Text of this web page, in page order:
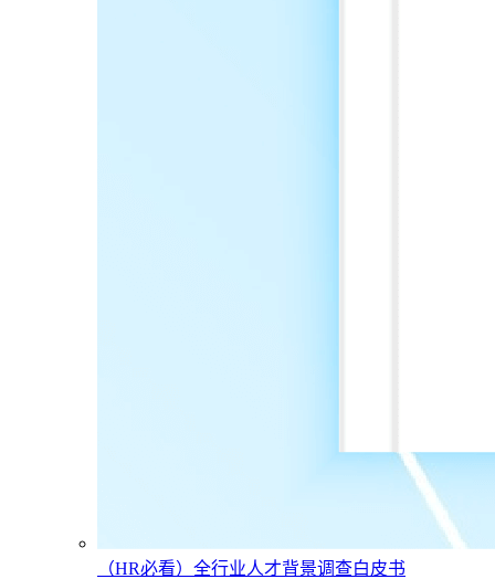
（HR必看）全行业人才背景调查白皮书